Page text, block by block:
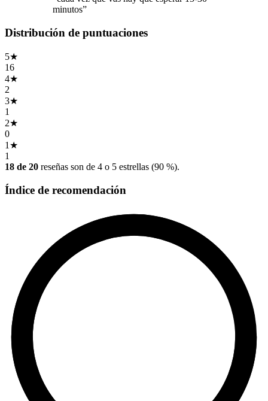
minutos”
Distribución de puntuaciones
5★
16
4★
2
3★
1
2★
0
1 ★
1
18 de 20 reseñas son de 4 o 5 estrellas (90 %).
Índice de recomendación